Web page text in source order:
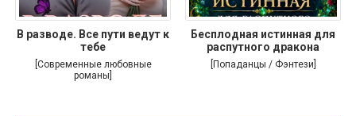
В разводе. Все пути ведут к
тебе
[Современные любовные
романы]
Бесплодная истинная для
распутного дракона
[Попаданцы / Фэнтези]